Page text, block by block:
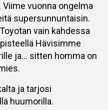
vuonna ongelma
supersunnuntaisin.
vain kahdessa
Hävisimme
ja… sitten homma on
ja tarjosi
huumorilla.